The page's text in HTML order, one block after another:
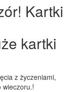
Kartki
kartki
z życzeniami,
wieczoru.!